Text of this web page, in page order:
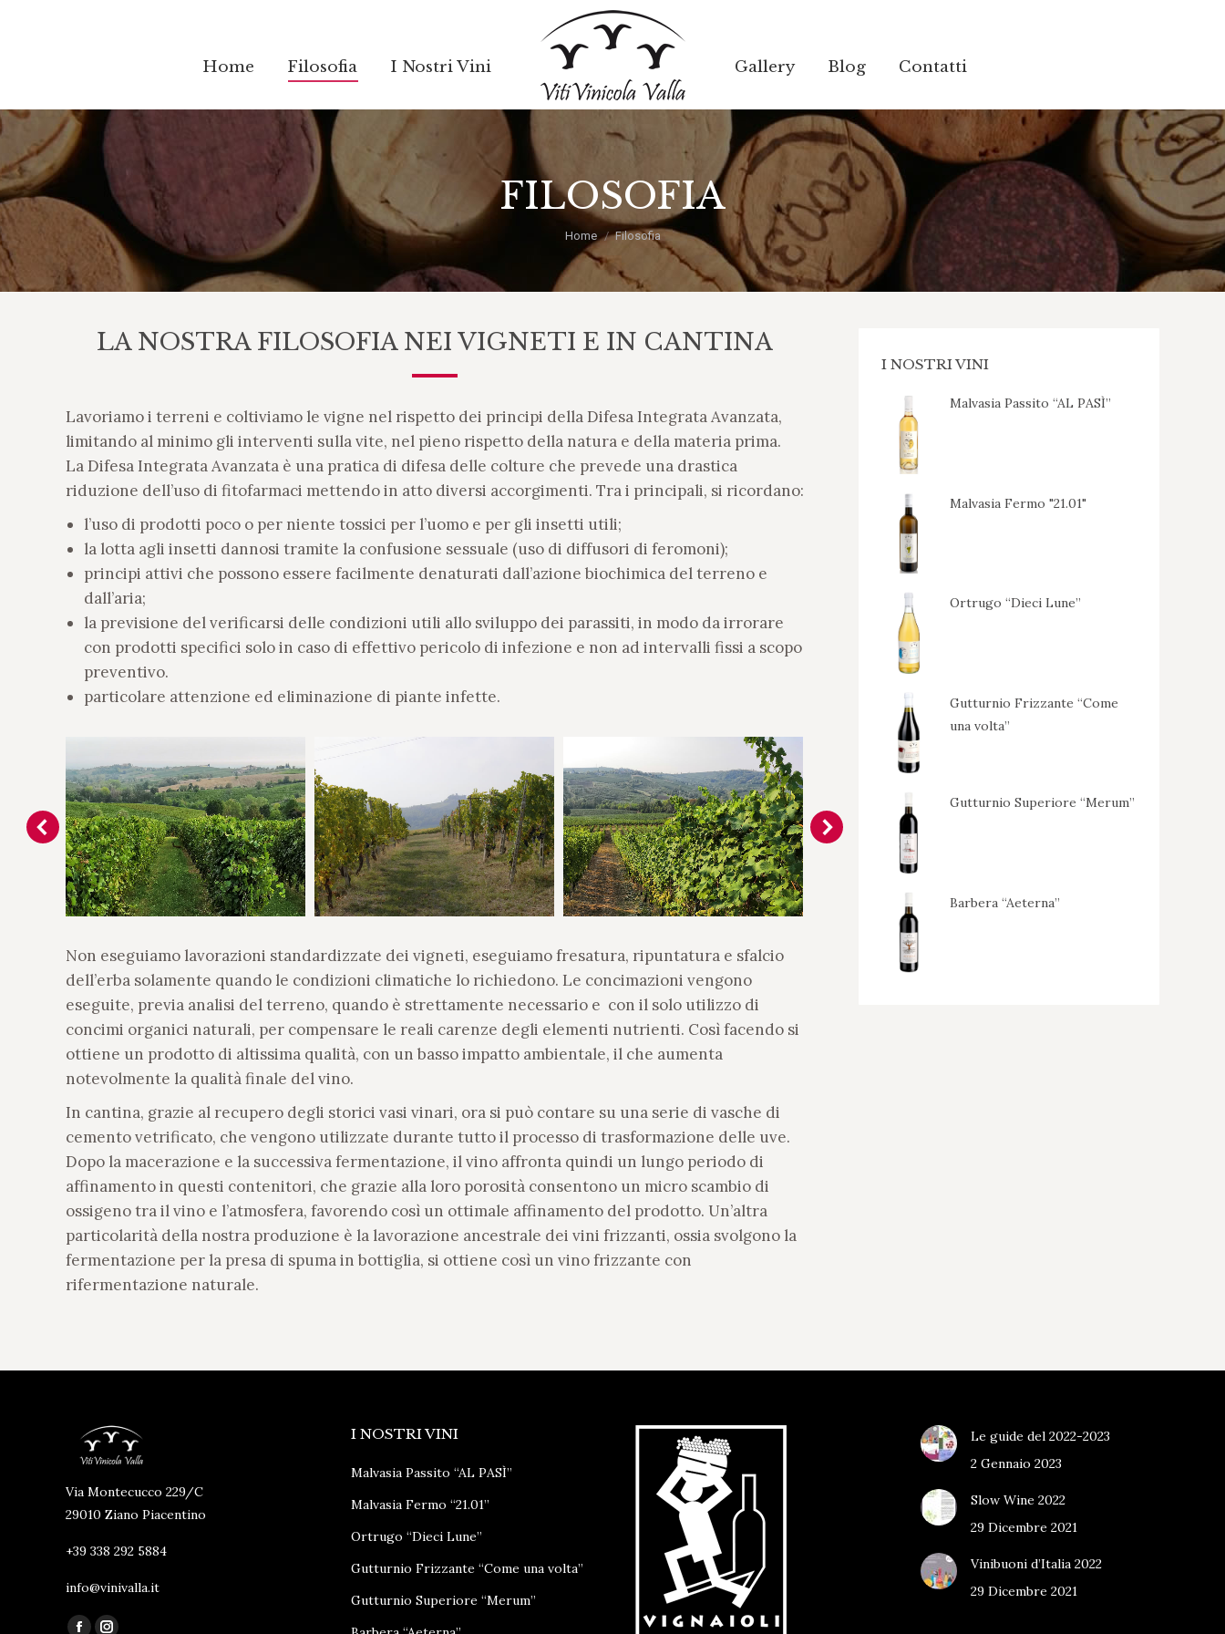
Home Filosofia I Nostri Vini Gallery Blog Contatti
FILOSOFIA
Tu sei qui:
Home Filosofia
LA NOSTRA FILOSOFIA NEI VIGNETI E IN CANTINA
Lavoriamo i terreni e coltiviamo le vigne nel rispetto dei principi della Difesa Integrata Avanzata,
limitando al minimo gli interventi sulla vite, nel pieno rispetto della natura e della materia prima.
La Difesa Integrata Avanzata è una pratica di difesa delle colture che prevede una drastica
riduzione dell’uso di fitofarmaci mettendo in atto diversi accorgimenti. Tra i principali, si ricordano:
l’uso di prodotti poco o per niente tossici per l’uomo e per gli insetti utili;
la lotta agli insetti dannosi tramite la confusione sessuale (uso di diffusori di feromoni);
principi attivi che possono essere facilmente denaturati dall’azione biochimica del terreno e
dall’aria;
la previsione del verificarsi delle condizioni utili allo sviluppo dei parassiti, in modo da irrorare
con prodotti specifici solo in caso di effettivo pericolo di infezione e non ad intervalli fissi a scopo
preventivo.
particolare attenzione ed eliminazione di piante infette.
Non eseguiamo lavorazioni standardizzate dei vigneti, eseguiamo fresatura, ripuntatura e sfalcio
dell’erba solamente quando le condizioni climatiche lo richiedono. Le concimazioni vengono
eseguite, previa analisi del terreno, quando è strettamente necessario e con il solo utilizzo di
concimi organici naturali, per compensare le reali carenze degli elementi nutrienti. Così facendo si
ottiene un prodotto di altissima qualità, con un basso impatto ambientale, il che aumenta
notevolmente la qualità finale del vino.
In cantina, grazie al recupero degli storici vasi vinari, ora si può contare su una serie di vasche di
cemento vetrificato, che vengono utilizzate durante tutto il processo di trasformazione delle uve.
Dopo la macerazione e la successiva fermentazione, il vino affronta quindi un lungo periodo di
affinamento in questi contenitori, che grazie alla loro porosità consentono un micro scambio di
ossigeno tra il vino e l’atmosfera, favorendo così un ottimale affinamento del prodotto. Un’altra
particolarità della nostra produzione è la lavorazione ancestrale dei vini frizzanti, ossia svolgono la
fermentazione per la presa di spuma in bottiglia, si ottiene così un vino frizzante con
rifermentazione naturale.
I NOSTRI VINI
Malvasia Passito “AL PASÌ”
Malvasia Fermo "21.01"
Ortrugo “Dieci Lune”
Gutturnio Frizzante “Come
una volta”
Gutturnio Superiore “Merum”
Barbera “Aeterna”
Via Montecucco 229/C
29010 Ziano Piacentino
+39 338 292 5884
info@vinivalla.it
Ci puoi trovare su:
I NOSTRI VINI
Malvasia Passito “AL PASÌ”
Malvasia Fermo “21.01”
Ortrugo “Dieci Lune”
Gutturnio Frizzante “Come una volta”
Gutturnio Superiore “Merum”
Le guide del 2022-2023
2 Gennaio 2023
Slow Wine 2022
29 Dicembre 2021
Vinibuoni d’Italia 2022
29 Dicembre 2021
Home Filosofia I Nostri Vini Gallery Blog Contatti